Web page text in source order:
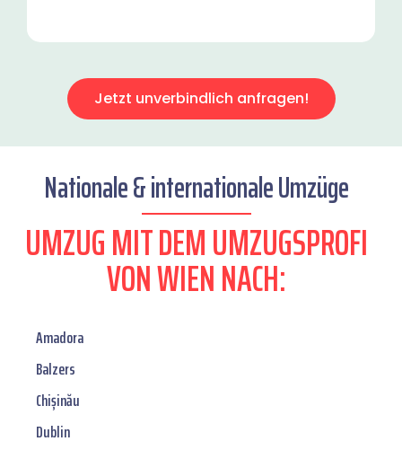
Jetzt unverbindlich anfragen!
Nationale & internationale Umzüge
UMZUG MIT DEM UMZUGSPROFI
VON WIEN NACH:
Amadora
Balzers
Chișinău
Dublin